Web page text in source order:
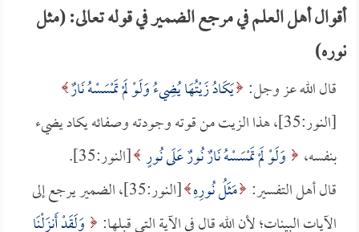
أقوال أهل العلم في مرجع الضمير في قوله تعالى: (مثل
نوره)
قال الله عز وجل: يَكَادُ زَيْتُهَا يُضِيءُ وَلَوْ لَمْ تَمْسَسْهُ نَارٌ
[النور:35]، هذا الزيت من قوته وجودته وصفائه يكاد يضيء
بنفسه،
وَلَوْ لَمْ تَمْسَسْهُ نَارٌ نُورٌ عَلَى نُورٍ [النور:35].
قال أهل التفسير: مَثَلُ نُورِهِ
[النور:35]، الضمير يرجع إلى
الآيات البينات؛ لأن الله قال في الآية التي قبلها:
وَلَقَدْ أَنزَلْنَا